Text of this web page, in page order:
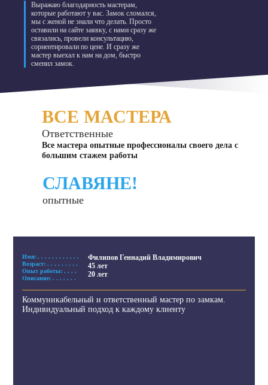
Выражаю благодарность мастерам,
которые работают у вас. Замок сломался,
мы с женой не знали что делать. Просто
оставили на сайте заявку, с нами сразу же
связались, провели консультацию,
сориентировали по цене. И сразу же
мастер выехал к нам на дом, быстро
сменил замок.
ВСЕ МАСТЕРА
Ответственные
Все мастера опытные профессионалы своего дела с
большим стажем работы
СЛАВЯНЕ!
опытные
Имя: . . . . . . . . . . . .
Возраст: . . . . . . . . .
Опыт работы: . . . .
Описание: . . . . . . .
Филипов Геннадий Владимирович
45 лет
20 лет
Коммуникабельный и ответственный мастер по замкам.
Индивидуальный подход к каждому клиенту